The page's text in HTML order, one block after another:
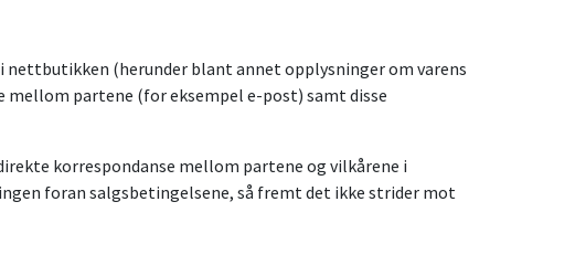
(herunder blant annet opplysninger om varens
partene (for eksempel e-post) samt disse
korrespondanse mellom partene og vilkårene i
foran salgsbetingelsene, så fremt det ikke strider mot